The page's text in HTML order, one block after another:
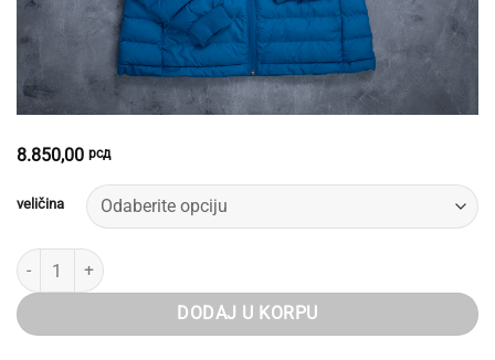
8.850,00 рсд
veličina
Ženska jakna - plava količina
DODAJ U KORPU